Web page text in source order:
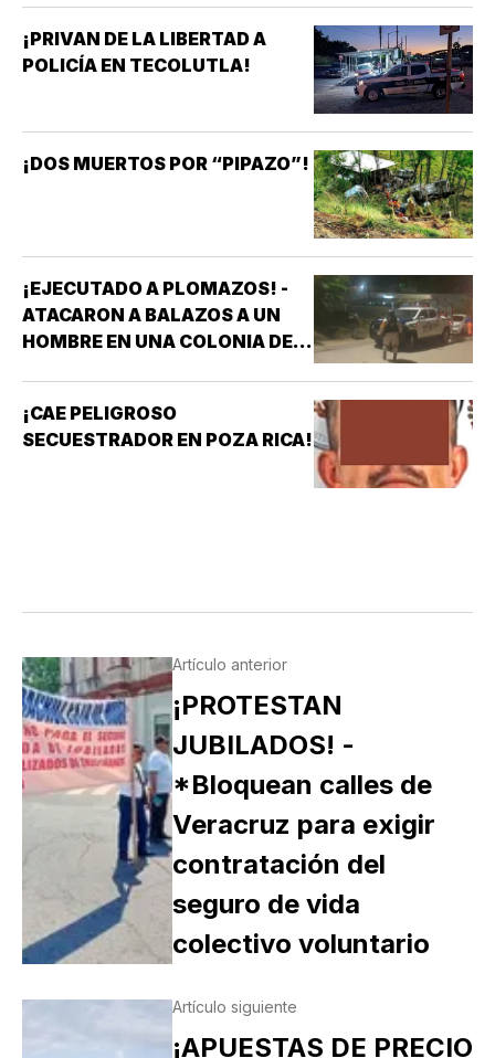
¡PRIVAN DE LA LIBERTAD A
POLICÍA EN TECOLUTLA!
¡DOS MUERTOS POR “PIPAZO”!
¡EJECUTADO A PLOMAZOS! -
ATACARON A BALAZOS A UN
HOMBRE EN UNA COLONIA DE
¡CAE PELIGROSO
SECUESTRADOR EN POZA RICA!
Artículo anterior
¡PROTESTAN
JUBILADOS! -
*Bloquean calles de
Veracruz para exigir
contratación del
seguro de vida
colectivo voluntario
Artículo siguiente
¡APUESTAS DE PRECIO